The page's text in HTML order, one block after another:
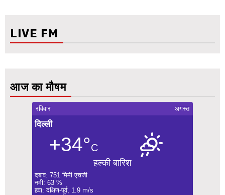
LIVE FM
आज का मौषम
रविवार अगस्त
दिल्ली
+34°C
हल्की बारिश
दबाव: 751 मिमी एचजी
नमी: 63 %
हवा: दक्षिण-पूर्व, 1.9 m/s